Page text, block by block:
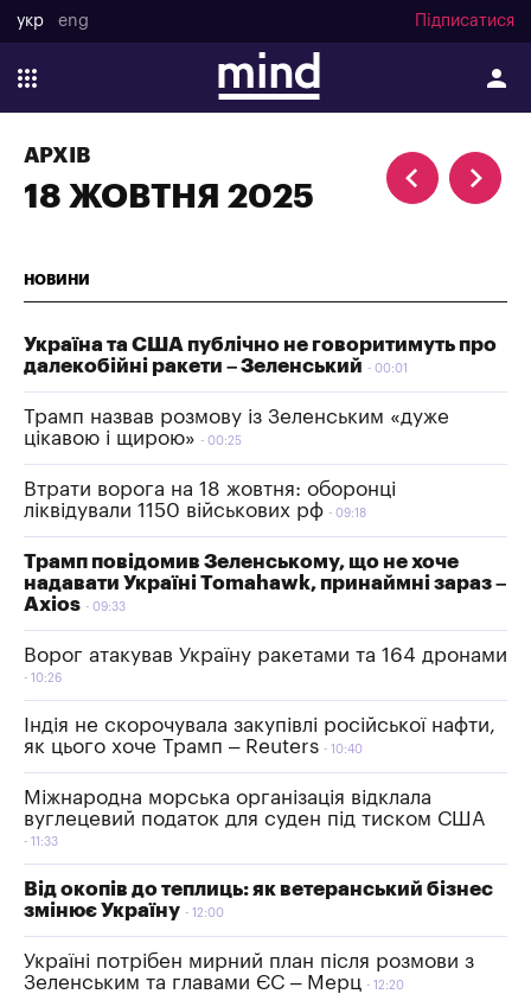
укр eng Підписатися
АРХІВ
18 ЖОВТНЯ 2025
НОВИНИ
Україна та США публічно не говоритимуть про
далекобійні ракети – Зеленський
00:01
Трамп назвав розмову із Зеленським «дуже
цікавою і щирою»
00:25
Втрати ворога на 18 жовтня: оборонці
ліквідували 1150 військових рф
09:18
Трамп повідомив Зеленському, що не хоче
надавати Україні Tomahawk, принаймні зараз –
Axios
09:33
Ворог атакував Україну ракетами та 164 дронами
10:26
Індія не скорочувала закупівлі російської нафти,
як цього хоче Трамп – Reuters
10:40
Міжнародна морська організація відклала
вуглецевий податок для суден під тиском США
11:33
Від окопів до теплиць: як ветеранський бізнес
змінює Україну
12:00
Україні потрібен мирний план після розмови з
Зеленським та главами ЄС – Мерц
12:20